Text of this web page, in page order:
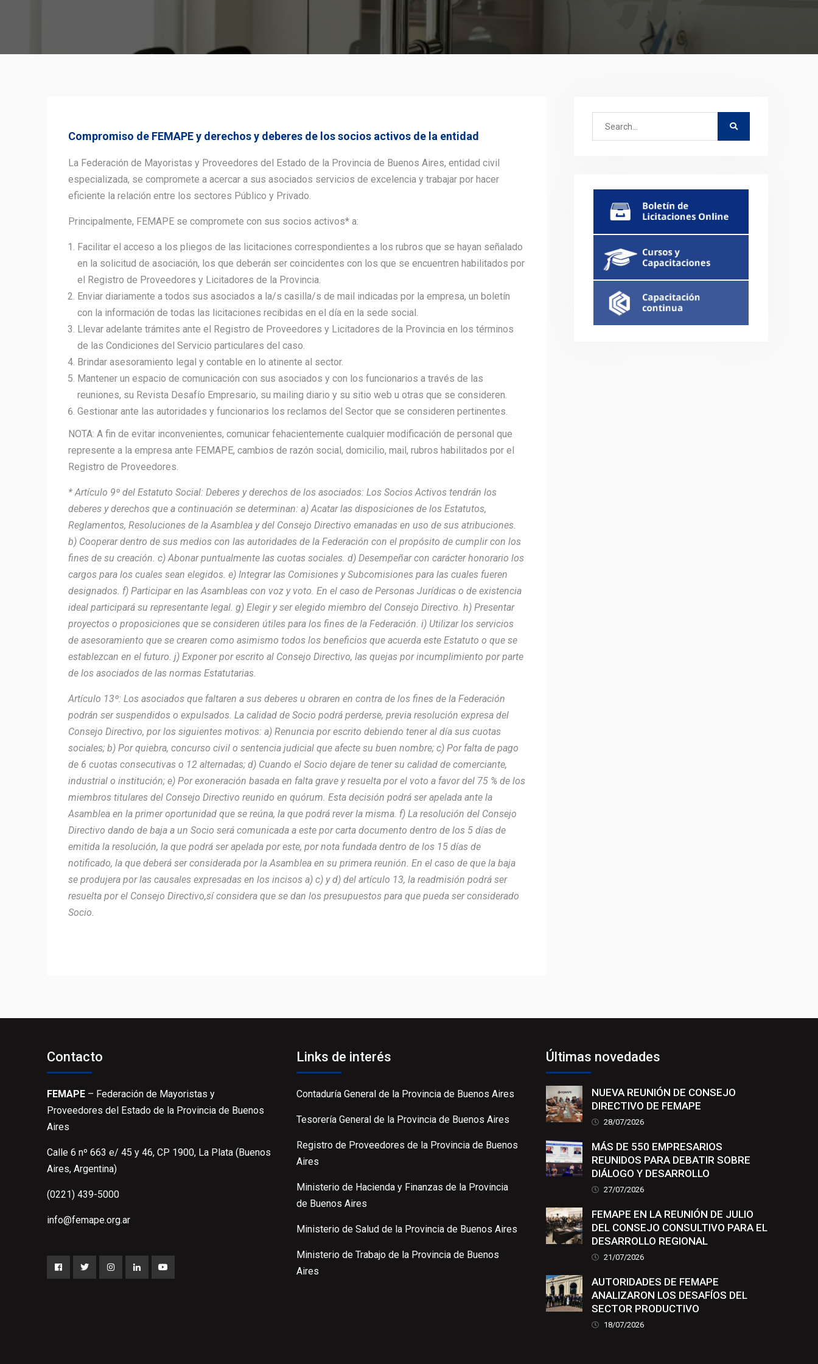
Compromiso de FEMAPE y derechos y deberes de los socios activos de la entidad
La Federación de Mayoristas y Proveedores del Estado de la Provincia de Buenos Aires, entidad civil
especializada, se compromete a acercar a sus asociados servicios de excelencia y trabajar por hacer
eficiente la relación entre los sectores Público y Privado.
Principalmente, FEMAPE se compromete con sus socios activos* a:
Facilitar el acceso a los pliegos de las licitaciones correspondientes a los rubros que se hayan señalado
en la solicitud de asociación, los que deberán ser coincidentes con los que se encuentren habilitados por
el Registro de Proveedores y Licitadores de la Provincia.
Enviar diariamente a todos sus asociados a la/s casilla/s de mail indicadas por la empresa, un boletín
con la información de todas las licitaciones recibidas en el día en la sede social.
Llevar adelante trámites ante el Registro de Proveedores y Licitadores de la Provincia en los términos
de las Condiciones del Servicio particulares del caso.
Brindar asesoramiento legal y contable en lo atinente al sector.
Mantener un espacio de comunicación con sus asociados y con los funcionarios a través de las
reuniones, su Revista Desafío Empresario, su mailing diario y su sitio web u otras que se consideren.
Gestionar ante las autoridades y funcionarios los reclamos del Sector que se consideren pertinentes.
NOTA: A fin de evitar inconvenientes, comunicar fehacientemente cualquier modificación de personal que
represente a la empresa ante FEMAPE, cambios de razón social, domicilio, mail, rubros habilitados por el
Registro de Proveedores.
* Artículo 9º del Estatuto Social: Deberes y derechos de los asociados: Los Socios Activos tendrán los
deberes y derechos que a continuación se determinan: a) Acatar las disposiciones de los Estatutos,
Reglamentos, Resoluciones de la Asamblea y del Consejo Directivo emanadas en uso de sus atribuciones.
b) Cooperar dentro de sus medios con las autoridades de la Federación con el propósito de cumplir con los
fines de su creación. c) Abonar puntualmente las cuotas sociales. d) Desempeñar con carácter honorario los
cargos para los cuales sean elegidos. e) Integrar las Comisiones y Subcomisiones para las cuales fueren
designados. f) Participar en las Asambleas con voz y voto. En el caso de Personas Jurídicas o de existencia
ideal participará su representante legal. g) Elegir y ser elegido miembro del Consejo Directivo. h) Presentar
proyectos o proposiciones que se consideren útiles para los fines de la Federación. i) Utilizar los servicios
de asesoramiento que se crearen como asimismo todos los beneficios que acuerda este Estatuto o que se
establezcan en el futuro. j) Exponer por escrito al Consejo Directivo, las quejas por incumplimiento por parte
de los asociados de las normas Estatutarias.
Artículo 13º: Los asociados que faltaren a sus deberes u obraren en contra de los fines de la Federación
podrán ser suspendidos o expulsados. La calidad de Socio podrá perderse, previa resolución expresa del
Consejo Directivo, por los siguientes motivos: a) Renuncia por escrito debiendo tener al día sus cuotas
sociales; b) Por quiebra, concurso civil o sentencia judicial que afecte su buen nombre; c) Por falta de pago
de 6 cuotas consecutivas o 12 alternadas; d) Cuando el Socio dejare de tener su calidad de comerciante,
industrial o institución; e) Por exoneración basada en falta grave y resuelta por el voto a favor del 75 % de los
miembros titulares del Consejo Directivo reunido en quórum. Esta decisión podrá ser apelada ante la
Asamblea en la primer oportunidad que se reúna, la que podrá rever la misma. f) La resolución del Consejo
Directivo dando de baja a un Socio será comunicada a este por carta documento dentro de los 5 días de
emitida la resolución, la que podrá ser apelada por este, por nota fundada dentro de los 15 días de
notificado, la que deberá ser considerada por la Asamblea en su primera reunión. En el caso de que la baja
se produjera por las causales expresadas en los incisos a) c) y d) del artículo 13, la readmisión podrá ser
resuelta por el Consejo Directivo,sí considera que se dan los presupuestos para que pueda ser considerado
Socio.
Contacto
FEMAPE – Federación de Mayoristas y
Proveedores del Estado de la Provincia de Buenos
Aires
Calle 6 nº 663 e/ 45 y 46, CP 1900, La Plata (Buenos
Aires, Argentina)
(0221) 439-5000
info@femape.org.ar
Links de interés
Contaduría General de la Provincia de Buenos Aires
Tesorería General de la Provincia de Buenos Aires
Registro de Proveedores de la Provincia de Buenos
Aires
Ministerio de Hacienda y Finanzas de la Provincia
de Buenos Aires
Ministerio de Salud de la Provincia de Buenos Aires
Ministerio de Trabajo de la Provincia de Buenos
Aires
Últimas novedades
NUEVA REUNIÓN DE CONSEJO
DIRECTIVO DE FEMAPE
28/07/2026
MÁS DE 550 EMPRESARIOS
REUNIDOS PARA DEBATIR SOBRE
DIÁLOGO Y DESARROLLO
27/07/2026
FEMAPE EN LA REUNIÓN DE JULIO
DEL CONSEJO CONSULTIVO PARA EL
DESARROLLO REGIONAL
21/07/2026
AUTORIDADES DE FEMAPE
ANALIZARON LOS DESAFÍOS DEL
SECTOR PRODUCTIVO
18/07/2026